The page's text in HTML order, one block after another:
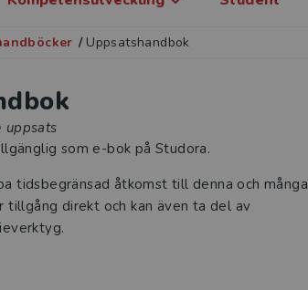
/ Uppsatshandbok
uppsats
som e-bok på Studora.
tidsbegränsad åtkomst till denna och många
tillgång direkt och kan även ta del av